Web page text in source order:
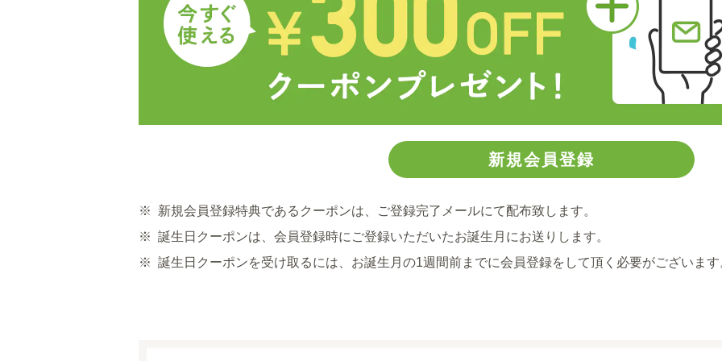
※
新規会員登録特典であるクーポンは、ご登録完了メールにて配布致します。
※ 誕生日クーポンは、会員登録時にご登録いただいたお誕生月にお送りします。
※ 誕生日クーポンを受け取るには、お誕生月の1週間前までに会員登録をして頂く必要がございます